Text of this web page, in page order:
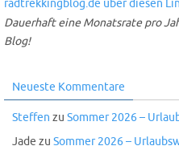
Dauerhaft eine Monatsrate pro
Blog!
Neueste Kommentare
Steffen zu Sommer 2026 –
Jade zu Sommer 2026 –